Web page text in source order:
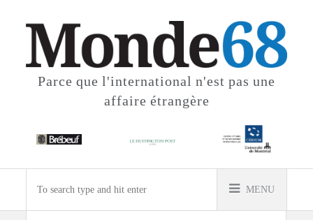
Parce que l'international n'est pas une
affaire étrangère
MENU